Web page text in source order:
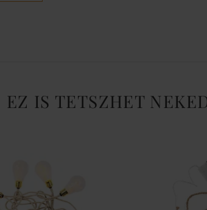
EZ IS TETSZHET